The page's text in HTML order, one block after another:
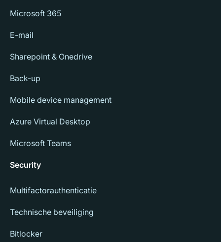
Microsoft 365
E-mail
Sharepoint & Onedrive
Back-up
Mobile device management
Azure Virtual Desktop
Microsoft Teams
Security
Multifactorauthenticatie
Technische beveiliging
Bitlocker